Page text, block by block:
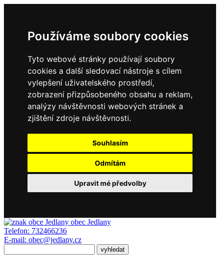
Používáme soubory cookies
Tyto webové stránky používají soubory
cookies a další sledovací nástroje s cílem
vylepšení uživatelského prostředí,
zobrazení přizpůsobeného obsahu a reklam,
analýzy návštěvnosti webových stránek a
zjištění zdroje návštěvnosti.
Souhlasím
Odmítám
Upravit mé předvolby
obec Jedlany
Telefon: 732466236
E-mail: obec@jedlany.cz